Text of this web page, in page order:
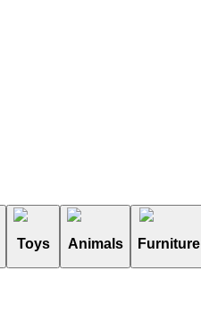
Toys Animals Furniture